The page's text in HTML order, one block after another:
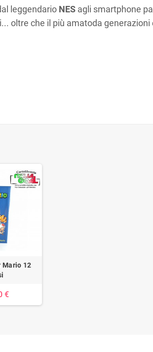
leggendario NES agli smartphone
oltre che il più amatoda generazioni
Mario 12
€